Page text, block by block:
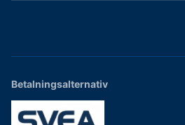
Betalningsalternativ